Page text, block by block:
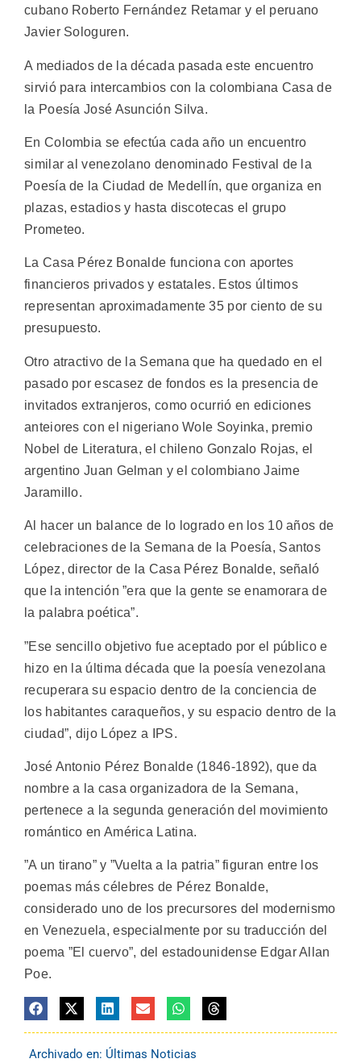
cubano Roberto Fernández Retamar y el peruano
Javier Sologuren.
A mediados de la década pasada este encuentro
sirvió para intercambios con la colombiana Casa de
la Poesía José Asunción Silva.
En Colombia se efectúa cada año un encuentro
similar al venezolano denominado Festival de la
Poesía de la Ciudad de Medellín, que organiza en
plazas, estadios y hasta discotecas el grupo
Prometeo.
La Casa Pérez Bonalde funciona con aportes
financieros privados y estatales. Estos últimos
representan aproximadamente 35 por ciento de su
presupuesto.
Otro atractivo de la Semana que ha quedado en el
pasado por escasez de fondos es la presencia de
invitados extranjeros, como ocurrió en ediciones
anteiores con el nigeriano Wole Soyinka, premio
Nobel de Literatura, el chileno Gonzalo Rojas, el
argentino Juan Gelman y el colombiano Jaime
Jaramillo.
Al hacer un balance de lo logrado en los 10 años de
celebraciones de la Semana de la Poesía, Santos
López, director de la Casa Pérez Bonalde, señaló
que la intención ”era que la gente se enamorara de
la palabra poética”.
”Ese sencillo objetivo fue aceptado por el público e
hizo en la última década que la poesía venezolana
recuperara su espacio dentro de la conciencia de
los habitantes caraqueños, y su espacio dentro de la
ciudad”, dijo López a IPS.
José Antonio Pérez Bonalde (1846-1892), que da
nombre a la casa organizadora de la Semana,
pertenece a la segunda generación del movimiento
romántico en América Latina.
”A un tirano” y ”Vuelta a la patria” figuran entre los
poemas más célebres de Pérez Bonalde,
considerado uno de los precursores del modernismo
en Venezuela, especialmente por su traducción del
poema ”El cuervo”, del estadounidense Edgar Allan
Poe.
Archivado en: Últimas Noticias